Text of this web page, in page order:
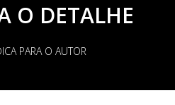
O DETALHE
PARA O AUTOR